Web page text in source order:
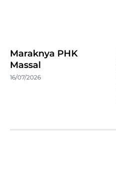
Maraknya PHK
Massal
16/07/2026